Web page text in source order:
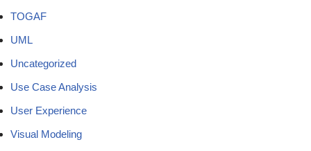
TOGAF
UML
Uncategorized
Use Case Analysis
User Experience
Visual Modeling